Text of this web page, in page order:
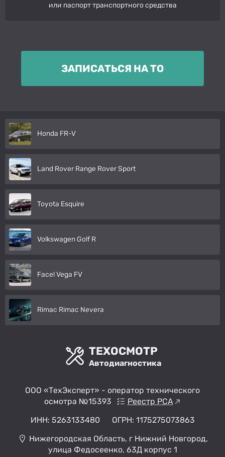
или паспорт транспортного средства
ЗАПИСАТЬСЯ НА ТО
Honda FR-V
Land Rover Range Rover Sport
Toyota Esquire
Volkswagen Golf R
Facel Vega FV
Rimac Rimac Nevera
ТЕХОСМОТР
Автодиагностика
ООО «ТехЭксперт» - оператор технического
осмотра №15393
Реестр РСА
ИНН: 5263133480
ОГРН: 1175275073863
Нижегородская Область, г Нижний Новгород,
улица Федосеенко, 63Д корпус 1